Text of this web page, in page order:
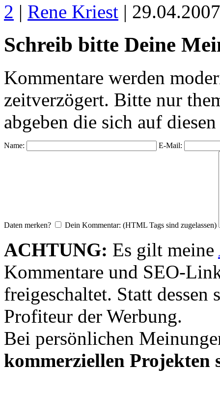
2 | Rene Kriest |
Schreib bitte Deine
Kommentare werden
zeitverzögert. Bitte nur
abgeben die sich auf
Name: E-Mail:
Daten merken? Dein Kommentar: (HTML Tags sind zugelassen)
ACHTUNG: Es gilt meine
Kommentare und SEO-
freigeschaltet. Statt dessen
Profiteur der Werbung.
Bei persönlichen
kommerziellen Projekten